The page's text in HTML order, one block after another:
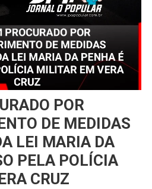
POR
DE MEDIDAS
LEI MARIA DA
PELA POLÍCIA
CRUZ